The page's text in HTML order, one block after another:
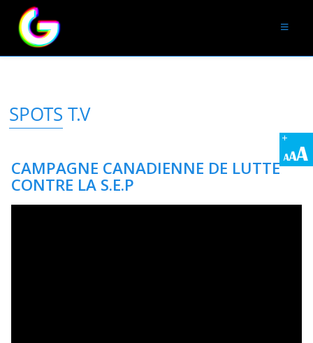
SPOTS T.V
CAMPAGNE CANADIENNE DE LUTTE
CONTRE LA S.E.P
Les traitements
Affiches
Emissions médicales
Spots T.V